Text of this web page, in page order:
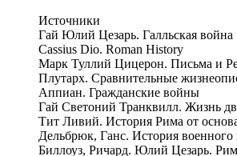
Источники
Гай Юлий Цезарь. Галльская война
Cassius Dio. Roman History
Марк Туллий Цицерон. Письма и
Плутарх. Сравнительные
Аппиан. Гражданские войны
Гай Светоний Транквилл. Жизнь
Тит Ливий. История Рима от
Дельбрюк, Ганс. История военного
Биллоуз, Ричард. Юлий Цезарь.